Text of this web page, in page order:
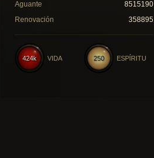
Aguante
8515190
Renovación
358895
250 ESPÍRITU
424k VIDA